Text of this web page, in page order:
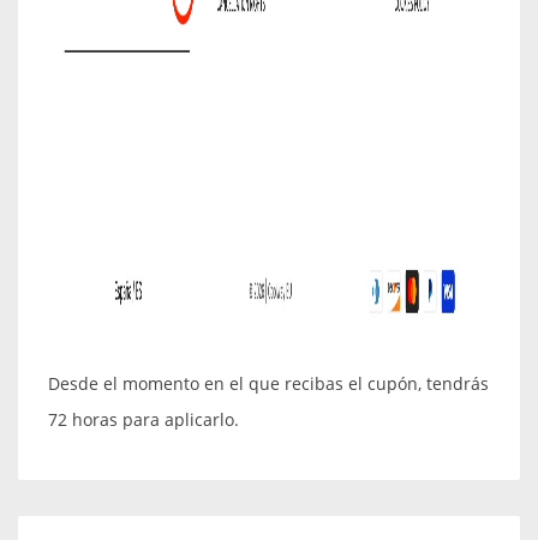
Desde el momento en el que recibas el cupón, tendrás
72 horas para aplicarlo.